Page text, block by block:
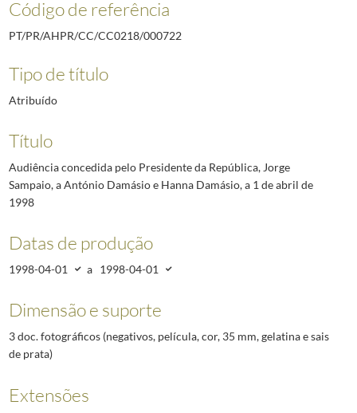
Código de referência
PT/PR/AHPR/CC/CC0218/000722
Tipo de título
Atribuído
Título
Audiência concedida pelo Presidente da República, Jorge
Sampaio, a António Damásio e Hanna Damásio, a 1 de abril de
1998
Datas de produção
1998-04-01 a 1998-04-01
Dimensão e suporte
3 doc. fotográficos (negativos, película, cor, 35 mm, gelatina e sais
de prata)
Extensões